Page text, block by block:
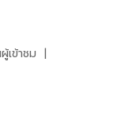
เข้าชม |